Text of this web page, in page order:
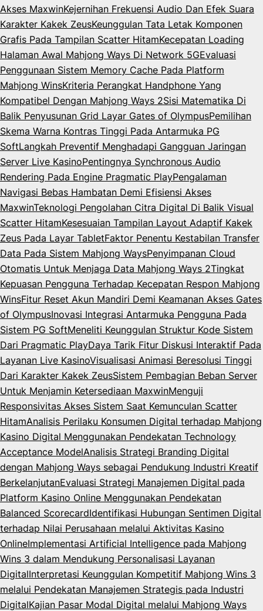
Akses MaxwinKejernihan Frekuensi Audio Dan Efek Suara
Karakter Kakek ZeusKeunggulan Tata Letak Komponen
Grafis Pada Tampilan Scatter HitamKecepatan Loading
Halaman Awal Mahjong Ways Di Network 5GEvaluasi
Penggunaan Sistem Memory Cache Pada Platform
Mahjong WinsKriteria Perangkat Handphone Yang
Kompatibel Dengan Mahjong Ways 2Sisi Matematika Di
Balik Penyusunan Grid Layar Gates of OlympusPemilihan
Skema Warna Kontras Tinggi Pada Antarmuka PG
SoftLangkah Preventif Menghadapi Gangguan Jaringan
Server Live KasinoPentingnya Synchronous Audio
Rendering Pada Engine Pragmatic PlayPengalaman
Navigasi Bebas Hambatan Demi Efisiensi Akses
MaxwinTeknologi Pengolahan Citra Digital Di Balik Visual
Scatter HitamKesesuaian Tampilan Layout Adaptif Kakek
Zeus Pada Layar TabletFaktor Penentu Kestabilan Transfer
Data Pada Sistem Mahjong WaysPenyimpanan Cloud
Otomatis Untuk Menjaga Data Mahjong Ways 2Tingkat
Kepuasan Pengguna Terhadap Kecepatan Respon Mahjong
WinsFitur Reset Akun Mandiri Demi Keamanan Akses Gates
of OlympusInovasi Integrasi Antarmuka Pengguna Pada
Sistem PG SoftMeneliti Keunggulan Struktur Kode Sistem
Dari Pragmatic PlayDaya Tarik Fitur Diskusi Interaktif Pada
Layanan Live KasinoVisualisasi Animasi Beresolusi Tinggi
Dari Karakter Kakek ZeusSistem Pembagian Beban Server
Untuk Menjamin Ketersediaan MaxwinMenguji
Responsivitas Akses Sistem Saat Kemunculan Scatter
HitamAnalisis Perilaku Konsumen Digital terhadap Mahjong
Kasino Digital Menggunakan Pendekatan Technology
Acceptance ModelAnalisis Strategi Branding Digital
dengan Mahjong Ways sebagai Pendukung Industri Kreatif
BerkelanjutanEvaluasi Strategi Manajemen Digital pada
Platform Kasino Online Menggunakan Pendekatan
Balanced ScorecardIdentifikasi Hubungan Sentimen Digital
terhadap Nilai Perusahaan melalui Aktivitas Kasino
OnlineImplementasi Artificial Intelligence pada Mahjong
Wins 3 dalam Mendukung Personalisasi Layanan
DigitalInterpretasi Keunggulan Kompetitif Mahjong Wins 3
melalui Pendekatan Manajemen Strategis pada Industri
DigitalKajian Pasar Modal Digital melalui Mahjong Ways